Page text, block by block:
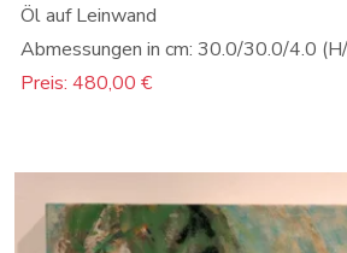
Öl auf Leinwand
Abmessungen in cm: 30.0/30.0/4.0
Preis: 480,00 €